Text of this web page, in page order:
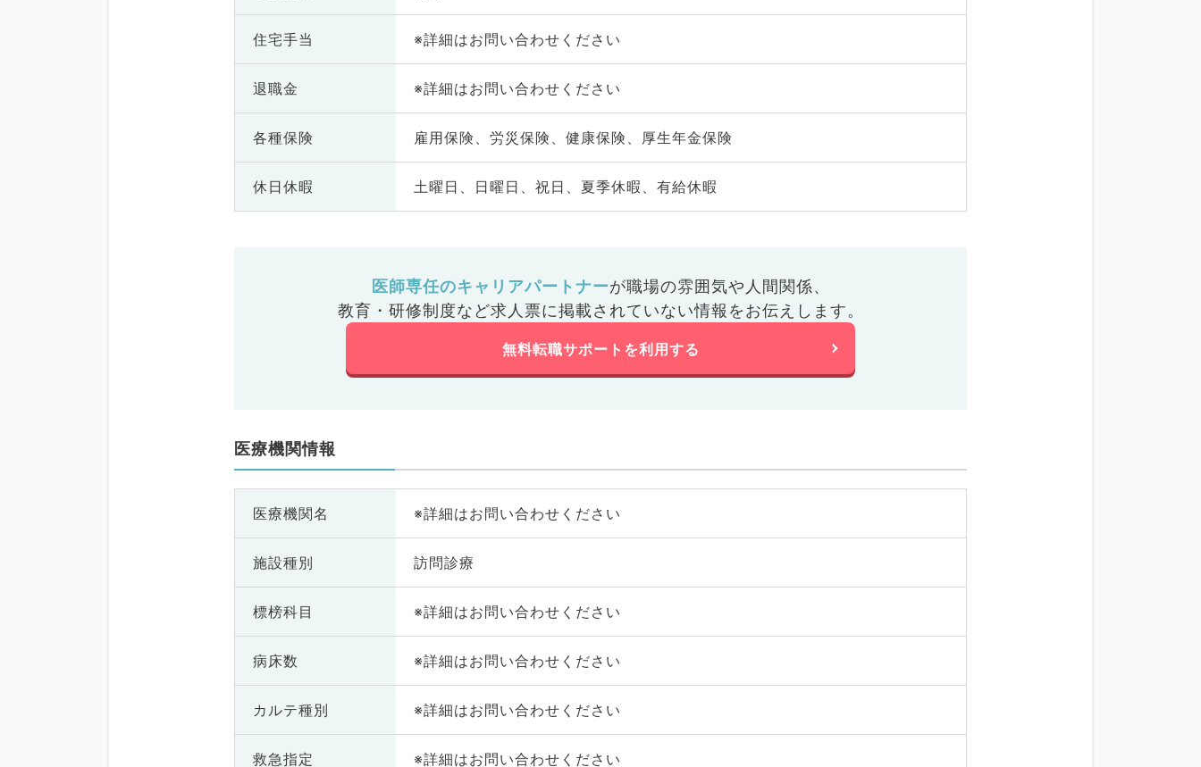
住宅手当 ※詳細はお問い合わせください
退職金 ※詳細はお問い合わせください
各種保険 雇用保険、労災保険、健康保険、厚生年金保険
休日休暇 土曜日、日曜日、祝日、夏季休暇、有給休暇
医師専任のキャリアパートナーが職場の雰囲気や人間関係、
教育・研修制度など求人票に掲載されていない情報をお伝えします。
無料転職サポートを利用する
医療機関情報
医療機関名 ※詳細はお問い合わせください
施設種別 訪問診療
標榜科目 ※詳細はお問い合わせください
病床数 ※詳細はお問い合わせください
カルテ種別 ※詳細はお問い合わせください
救急指定 ※詳細はお問い合わせください